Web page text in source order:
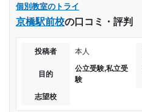
個別というだけあってやはり
授業だったとは思えないから。
低くしても良いのではないか
料金はかなり高く、1教科増
大きくなる。料金に見合った
と、当たり外れが多いとよく
個別教室のトライ
京橋駅前校の口コミ・評判
投稿者 本人
目的
公立受験,私立受
験
志望校